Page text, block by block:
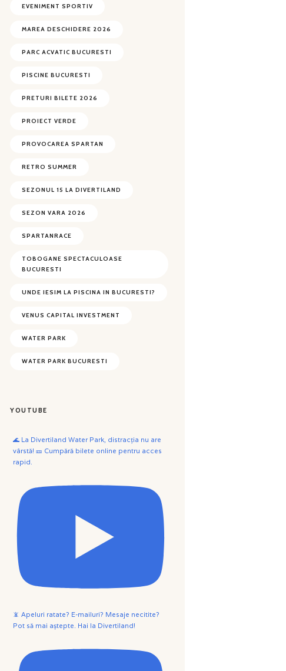
EVENIMENT SPORTIV
MAREA DESCHIDERE 2026
PARC ACVATIC BUCURESTI
PISCINE BUCURESTI
PRETURI BILETE 2026
PROIECT VERDE
PROVOCAREA SPARTAN
RETRO SUMMER
SEZONUL 15 LA DIVERTILAND
SEZON VARA 2026
SPARTANRACE
TOBOGANE SPECTACULOASE
BUCURESTI
UNDE IESIM LA PISCINA IN BUCURESTI?
VENUS CAPITAL INVESTMENT
WATER PARK
WATER PARK BUCURESTI
YOUTUBE
🌊 La Divertiland Water Park, distracția nu are
vârstă! 🎫 Cumpără bilete online pentru acces
rapid.
📵 Apeluri ratate? E-mailuri? Mesaje necitite?
Pot să mai aștepte. Hai la Divertiland!